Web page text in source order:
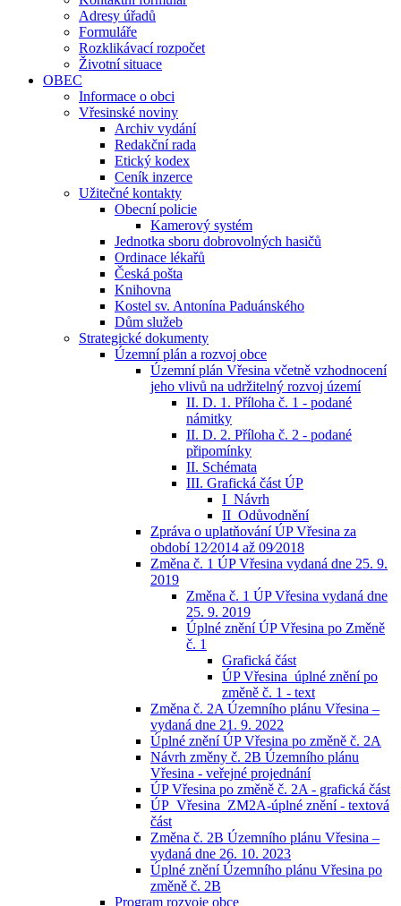
Adresy úřadů
Formuláře
Rozklikávací rozpočet
Životní situace
OBEC
Informace o obci
Vřesinské noviny
Archiv vydání
Redakční rada
Etický kodex
Ceník inzerce
Užitečné kontakty
Obecní policie
Kamerový systém
Jednotka sboru dobrovolných hasičů
Ordinace lékařů
Česká pošta
Knihovna
Kostel sv. Antonína Paduánského
Dům služeb
Strategické dokumenty
Územní plán a rozvoj obce
Územní plán Vřesina včetně vzhodnocení
jeho vlivů na udržitelný rozvoj území
II. D. 1. Příloha č. 1 - podané
námitky
II. D. 2. Příloha č. 2 - podané
připomínky
II. Schémata
III. Grafická část ÚP
I_Návrh
II_Odůvodnění
Zpráva o uplatňování ÚP Vřesina za
období 12⁄2014 až 09⁄2018
Změna č. 1 ÚP Vřesina vydaná dne 25. 9.
2019
Změna č. 1 ÚP Vřesina vydaná dne
25. 9. 2019
Úplné znění ÚP Vřesina po Změně
č. 1
Grafická část
ÚP Vřesina_úplné znění po
změně č. 1 - text
Změna č. 2A Územního plánu Vřesina –
vydaná dne 21. 9. 2022
Úplné znění ÚP Vřesina po změně č. 2A
Návrh změny č. 2B Územního plánu
Vřesina - veřejné projednání
ÚP Vřesina po změně č. 2A - grafická část
ÚP_Vřesina_ZM2A-úplné znění - textová
část
Změna č. 2B Územního plánu Vřesina –
vydaná dne 26. 10. 2023
Úplné znění Územního plánu Vřesina po
změně č. 2B
Program rozvoje obce